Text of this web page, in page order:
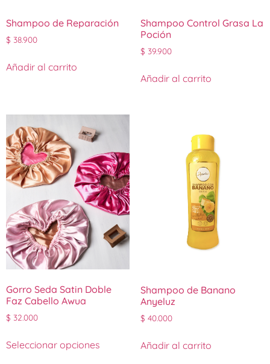
Shampoo de Reparación
$ 38.900
Añadir al carrito
Shampoo Control Grasa La
Poción
$ 39.900
Añadir al carrito
Gorro Seda Satin Doble
Faz Cabello Awua
$ 32.000
Seleccionar opciones
Shampoo de Banano
Anyeluz
$ 40.000
Añadir al carrito